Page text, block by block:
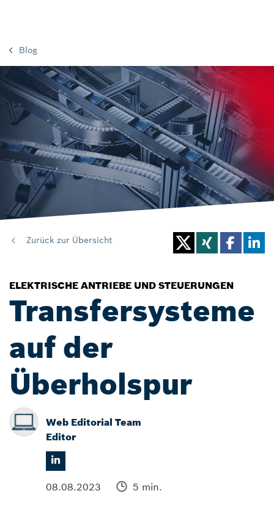
Blog
Zurück zur Übersicht
ELEKTRISCHE ANTRIEBE UND STEUERUNGEN
Transfersysteme
auf der
Überholspur
Web Editorial Team
Editor
08.08.2023 5 min.